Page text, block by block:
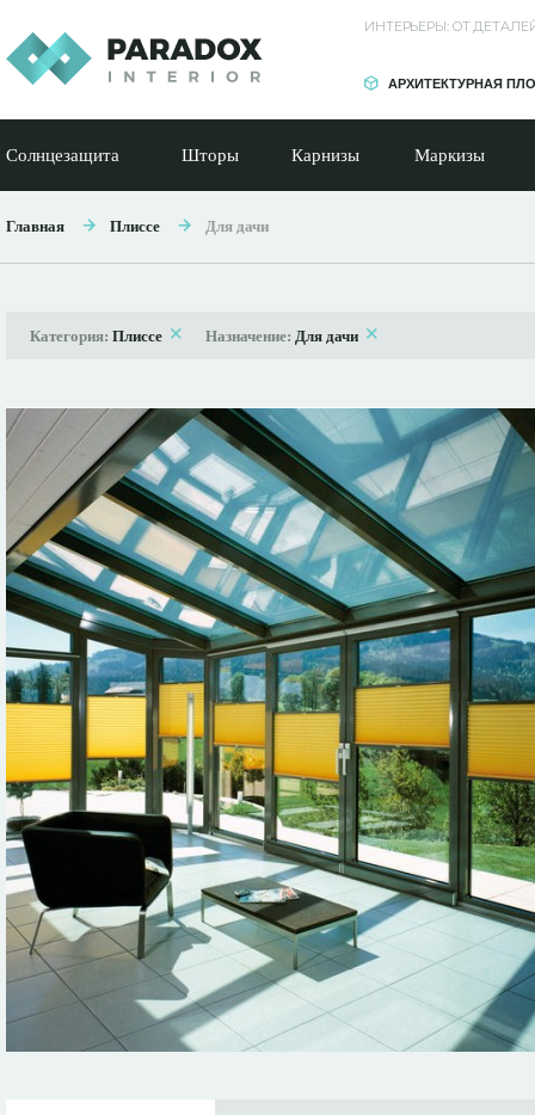
ИНТЕРЬЕРЫ: ОТ
АРХИТЕКТУРНАЯ
Солнцезащита Шторы Карнизы Маркизы
Главная Плиссе Для дачи
Категория: Плиссе Назначение: Для дачи